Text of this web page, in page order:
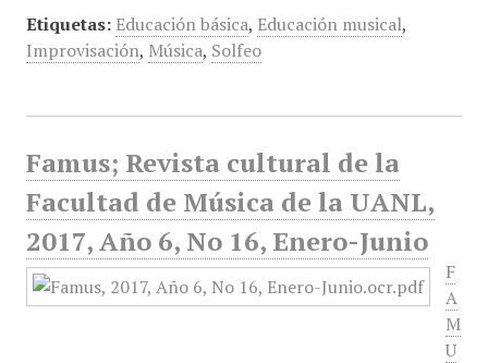
Etiquetas: Educación básica, Educación musical,
Improvisación, Música, Solfeo
Famus; Revista cultural de la
Facultad de Música de la UANL,
2017, Año 6, No 16, Enero-Junio
F
A
M
U